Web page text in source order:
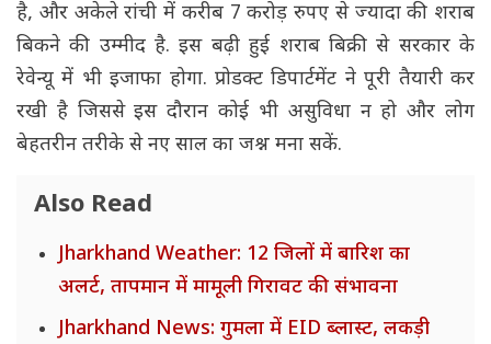
है, और अकेले रांची में करीब 7 करोड़ रुपए से ज्यादा की शराब
बिकने की उम्मीद है. इस बढ़ी हुई शराब बिक्री से सरकार के
रेवेन्यू में भी इजाफा होगा. प्रोडक्ट डिपार्टमेंट ने पूरी तैयारी कर
रखी है जिससे इस दौरान कोई भी असुविधा न हो और लोग
बेहतरीन तरीके से नए साल का जश्न मना सकें.
Also Read
Jharkhand Weather: 12 जिलों में बारिश का
अलर्ट, तापमान में मामूली गिरावट की संभावना
Jharkhand News: गुमला में EID ब्लास्ट, लकड़ी